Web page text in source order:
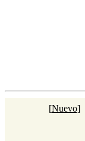
[Nuevo]